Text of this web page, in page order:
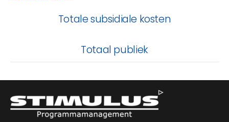
Totale subsidiale kosten
Totaal publiek